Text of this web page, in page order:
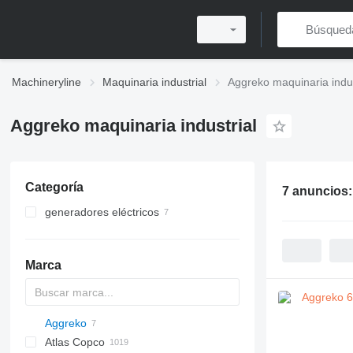
Machineryline Maquinaria industrial Aggreko maquinaria
Aggreko maquinaria industrial
Categoría
generadores eléctricos
Marca
Aggreko
PDS
APD
AB
Ensis
VZ
AG3
Atlas Copco
7 anuncios: